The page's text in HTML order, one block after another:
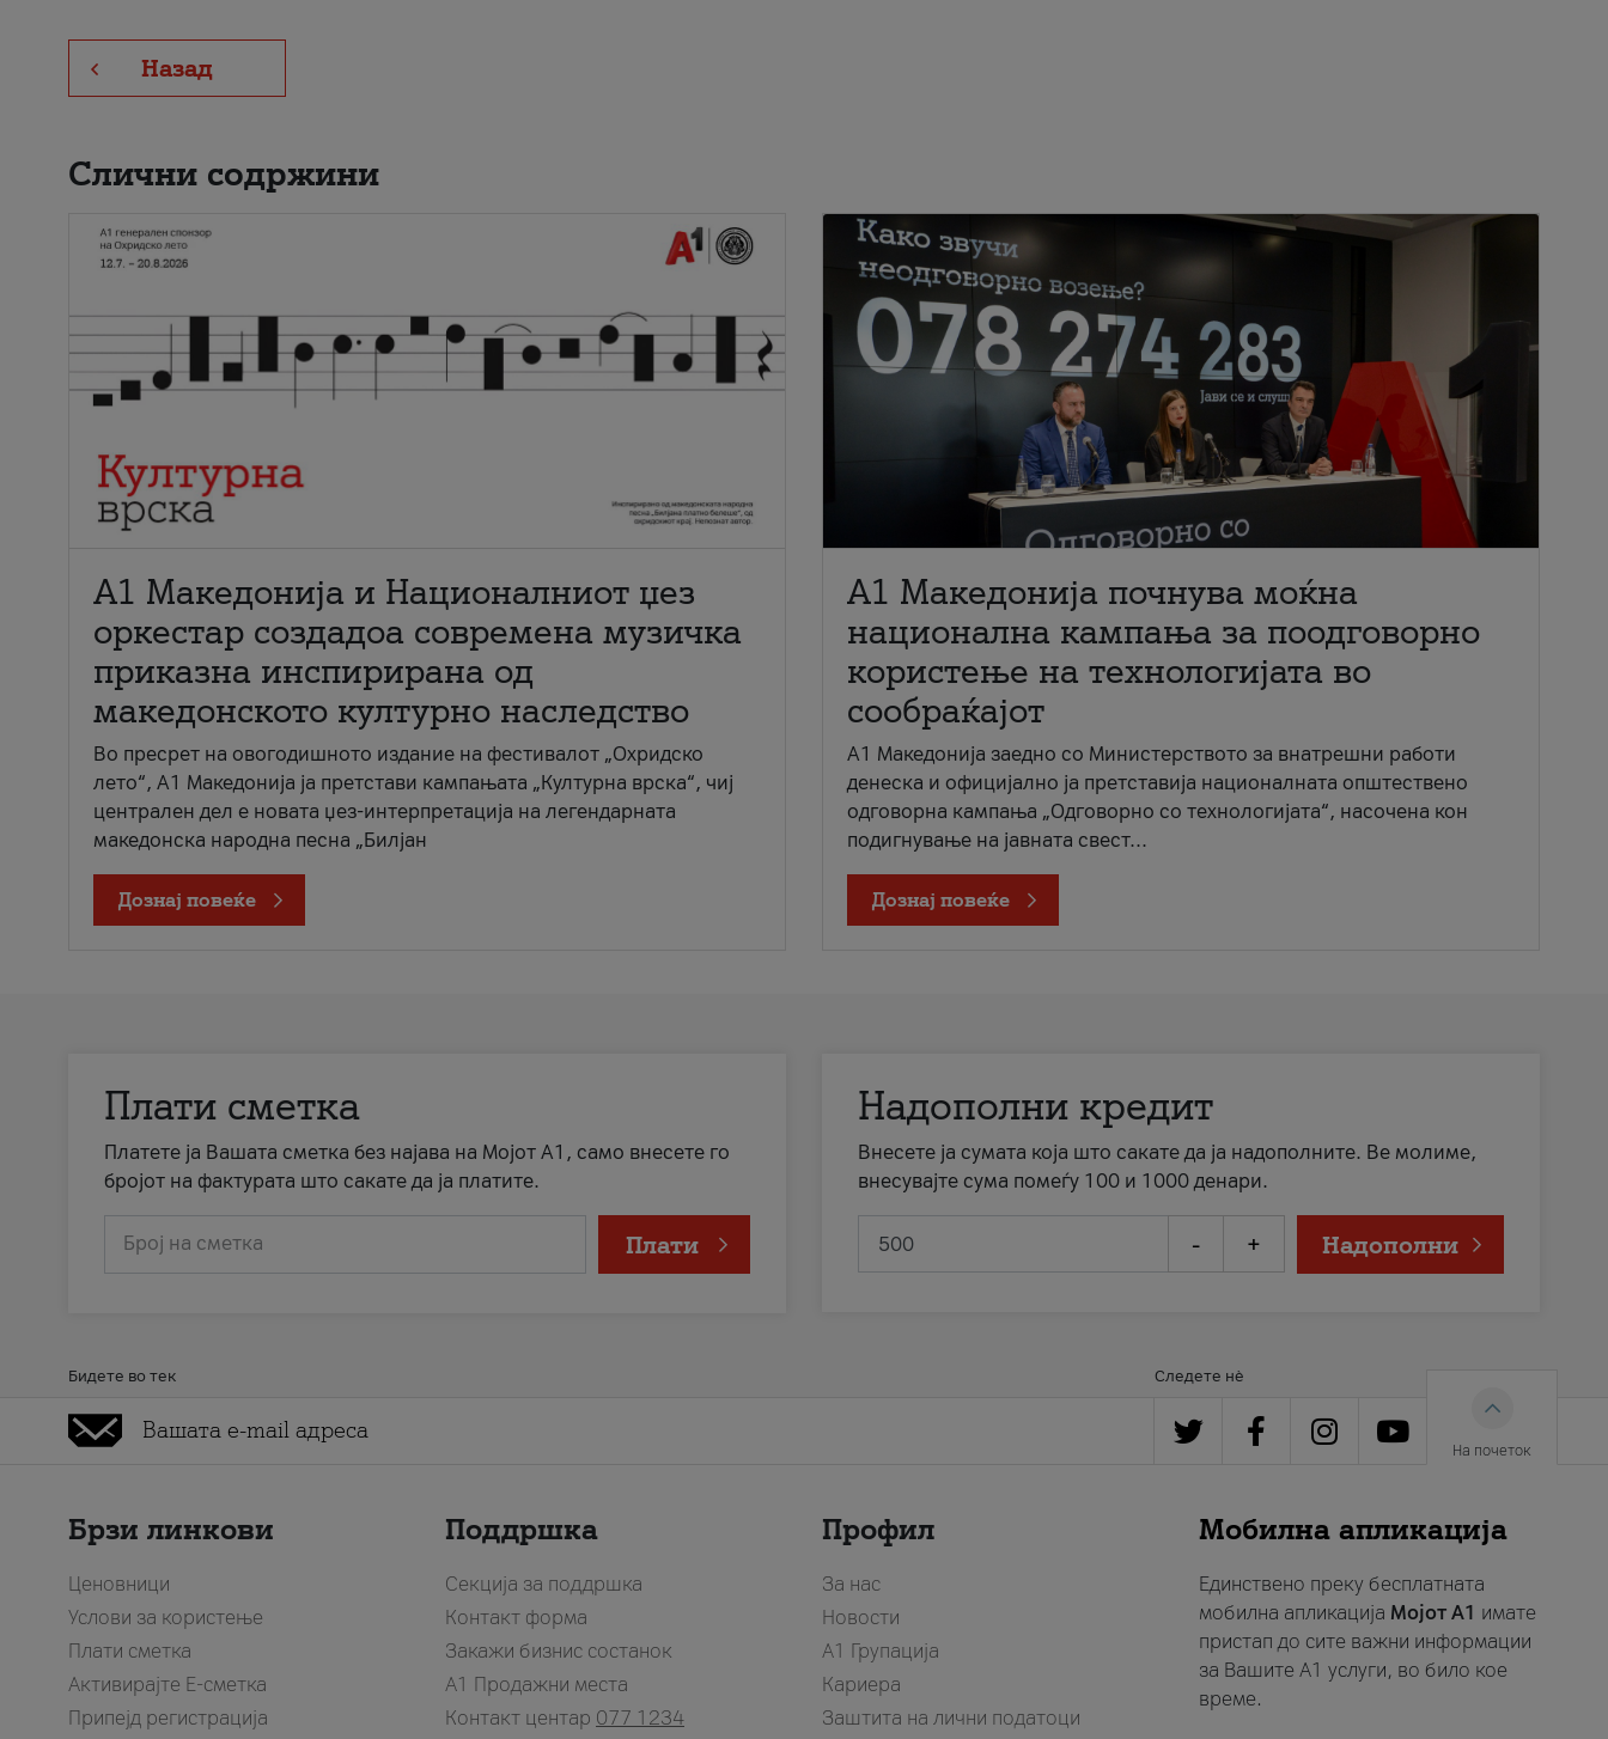
Назад
Слични содржини
А1 Македонија и Националниот џез
оркестар создадоа современа музичка
приказна инспирирана од
македонското културно наследство
Во пресрет на овогодишното издание на фестивалот „Охридско
лето“, А1 Македонија ја претстави кампањата „Културна врска“, чиј
централен дел е новата џез-интерпретација на легендарната
македонска народна песна „Билјан
Дознај повеќе
A1 Македонија почнува моќна
национална кампања за поодговорно
користење на технологијата во
сообраќајот
A1 Македонија заедно со Министерството за внатрешни работи
денеска и официјално ја претставија националната општествено
одговорна кампања „Одговорно со технологијата“, насочена кон
подигнување на јавната свест...
Дознај повеќе
Плати сметка
Платете ја Вашата сметка без најава на Мојот А1, само внесете го
бројот на фактурата што сакате да ја платите.
Број на сметка Плати
Надополни кредит
Внесете ја сумата која што сакате да ја надополните. Ве молиме,
внесувајте сума помеѓу 100 и 1000 денари.
- + Надополни
Бидете во тек Следете нè
На почеток
Брзи линкови
Ценовници
Услови за користење
Плати сметка
Активирајте Е-сметка
Припејд регистрација
Поддршка
Секција за поддршка
Контакт форма
Закажи бизнис состанок
A1 Продажни места
Контакт центар 077 1234
Профил
За нас
Новости
А1 Групација
Кариера
Заштита на лични податоци
Мобилна апликација
Единствено преку бесплатната
мобилна апликација Мојот A1 имате
пристап до сите важни информации
за Вашите A1 услуги, во било кое
време.